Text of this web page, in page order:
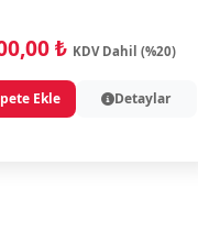
₺ KDV Dahil (%20)
Ekle Detaylar